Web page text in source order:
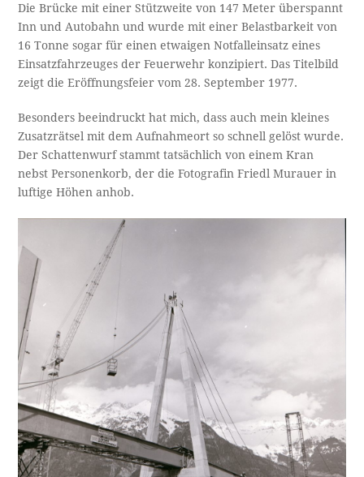
Die Brücke mit einer Stützweite von 147 Meter überspannt
Inn und Autobahn und wurde mit einer Belastbarkeit von
16 Tonne sogar für einen etwaigen Notfalleinsatz eines
Einsatzfahrzeuges der Feuerwehr konzipiert. Das Titelbild
zeigt die Eröffnungsfeier vom 28. September 1977.
Besonders beeindruckt hat mich, dass auch mein kleines
Zusatzrätsel mit dem Aufnahmeort so schnell gelöst wurde.
Der Schattenwurf stammt tatsächlich von einem Kran
nebst Personenkorb, der die Fotografin Friedl Murauer in
luftige Höhen anhob.